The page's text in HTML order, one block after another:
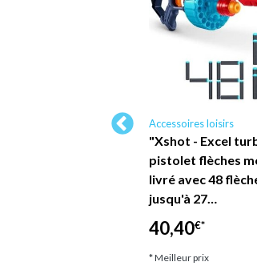
Accessoires loisirs
"Xshot - Excel
pistolet flèches
livré avec 48
jusqu'à 27…
40,40€*
* Meilleur prix